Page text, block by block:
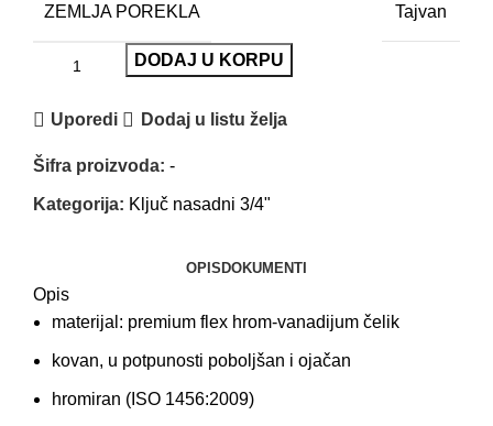
ZEMLJA POREKLA Tajvan
DODAJ U KORPU
Uporedi Dodaj u listu želja
Šifra proizvoda: -
Kategorija: Ključ nasadni 3/4"
OPISDOKUMENTI
Opis
materijal: premium flex hrom-vanadijum čelik
kovan, u potpunosti poboljšan i ojačan
hromiran (ISO 1456:2009)